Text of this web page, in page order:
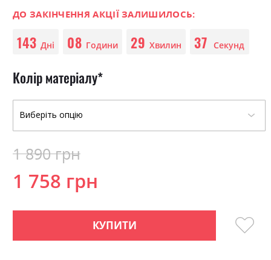
of
images
gallery
ДО ЗАКІНЧЕННЯ АКЦІЇ ЗАЛИШИЛОСЬ:
143 Дні 08 Години 29 Хвилин 36 Секунд
Колір матеріалу
1 758 грн
1 890 грн
КУПИТИ